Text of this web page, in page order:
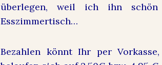
überlegen, weil ich ihn
Esszimmertisch…
Bezahlen könnt Ihr per